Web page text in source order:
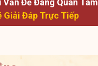
Vấn Đề Đang Quan Tâm
Giải Đáp Trực Tiếp